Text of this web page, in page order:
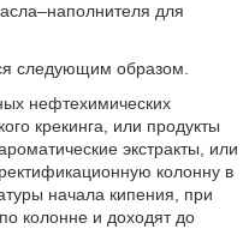
для
следующим образом.
нефтехимических
крекинга, или продукты
экстракты, или
колонну в
начала кипения, при
колонне и доходят до